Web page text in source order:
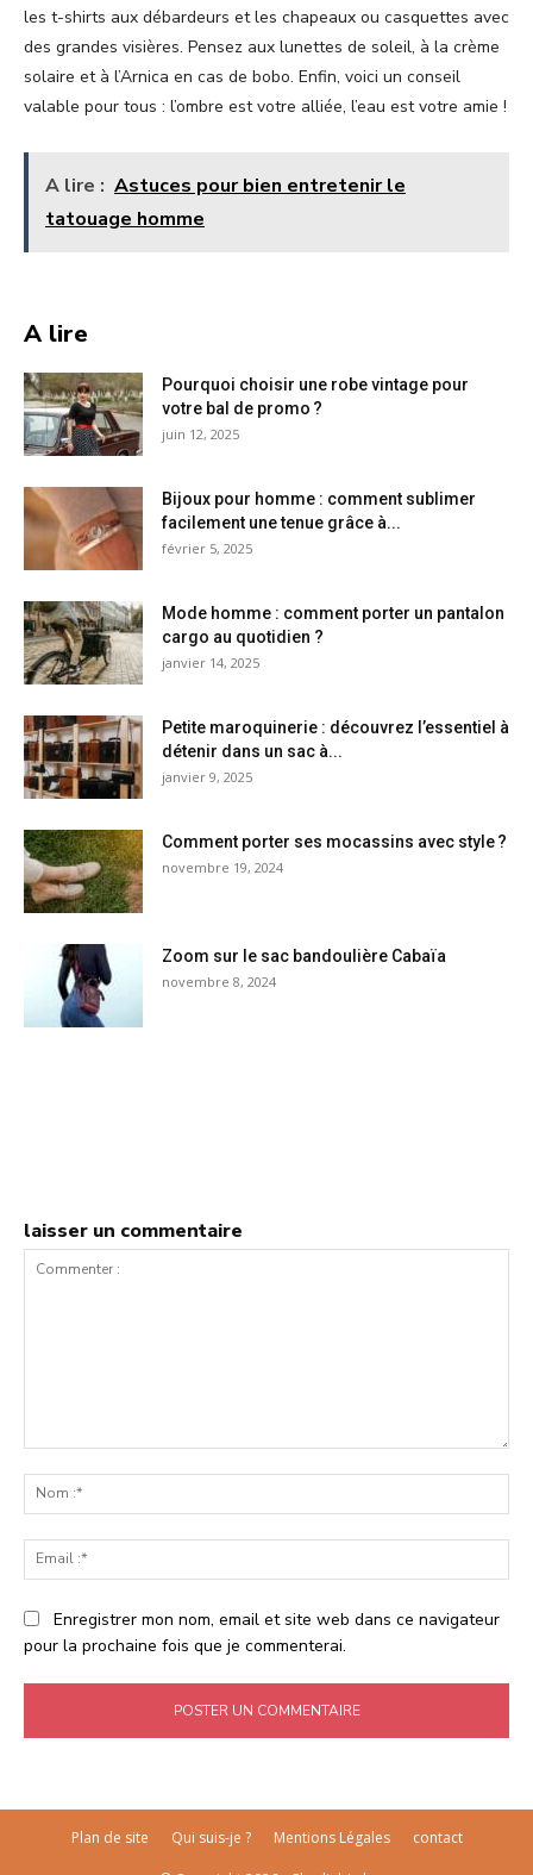
les t-shirts aux débardeurs et les chapeaux ou casquettes avec
des grandes visières. Pensez aux lunettes de soleil, à la crème
solaire et à l’Arnica en cas de bobo. Enfin, voici un conseil
valable pour tous : l’ombre est votre alliée, l’eau est votre amie !
A lire : Astuces pour bien entretenir le
tatouage homme
A lire
Pourquoi choisir une robe vintage pour
votre bal de promo ?
juin 12, 2025
Bijoux pour homme : comment sublimer
facilement une tenue grâce à...
février 5, 2025
Mode homme : comment porter un pantalon
cargo au quotidien ?
janvier 14, 2025
Petite maroquinerie : découvrez l’essentiel à
détenir dans un sac à...
janvier 9, 2025
Comment porter ses mocassins avec style ?
novembre 19, 2024
Zoom sur le sac bandoulière Cabaïa
novembre 8, 2024
laisser un commentaire
:*
:*
Enregistrer mon nom, email et site web dans ce navigateur
pour la prochaine fois que je commenterai.
Plan de site Qui suis-je ? Mentions Légales contact